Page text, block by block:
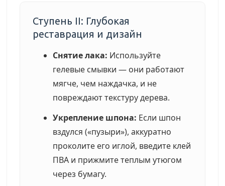
Ступень II: Глубокая
реставрация и дизайн
Снятие лака: Используйте
гелевые смывки — они работают
мягче, чем наждачка, и не
повреждают текстуру дерева.
Укрепление шпона: Если шпон
вздулся («пузыри»), аккуратно
проколите его иглой, введите клей
ПВА и прижмите теплым утюгом
через бумагу.